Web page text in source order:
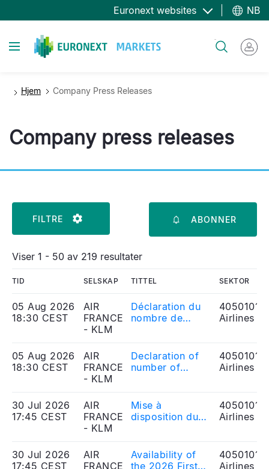
til
hovedinnhold
Euronext websites NB
Toggle navigation
Hjem Company Press Releases
Company press releases
ABONNER
FILTRE
Viser 1 - 50 av 219 resultater
TID SELSKAP TITTEL SEKTOR
05 Aug 2026
18:30 CEST
AIR
FRANCE
- KLM
Déclaration du
nombre de
40501010
Airlines
05 Aug 2026
18:30 CEST
AIR
FRANCE
- KLM
Declaration of
number of
40501010
Airlines
30 Jul 2026
17:45 CEST
AIR
FRANCE
- KLM
Mise à
disposition du
40501010
Airlines
30 Jul 2026
17:45 CEST
AIR
FRANCE
Availability of
the 2026 First
40501010
Airlines